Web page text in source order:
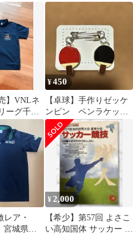
黒潮
テージ
】VNLネ
ーグ千葉
シャツ M
¥450
【卓球】手作りゼッケ
ンピン ペンラケット
①
レア・
城県代
¥ 2,000
【希少】第57回 よさこ
い高知国体 サッカー 公